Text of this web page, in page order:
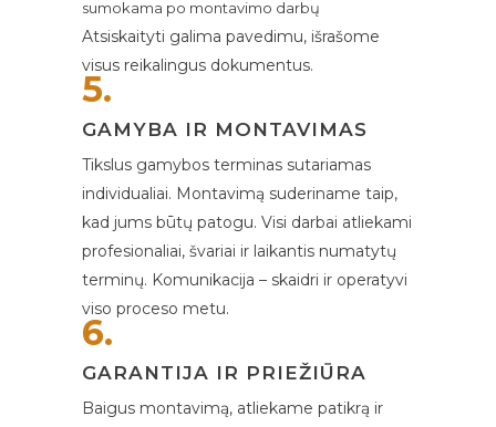
sumokama po montavimo darbų
Atsiskaityti galima pavedimu, išrašome
visus reikalingus dokumentus.
5.
GAMYBA IR MONTAVIMAS
Tikslus gamybos terminas sutariamas
individualiai. Montavimą suderiname taip,
kad jums būtų patogu. Visi darbai atliekami
profesionaliai, švariai ir laikantis numatytų
terminų. Komunikacija – skaidri ir operatyvi
viso proceso metu.
6.
GARANTIJA IR PRIEŽIŪRA
Baigus montavimą, atliekame patikrą ir